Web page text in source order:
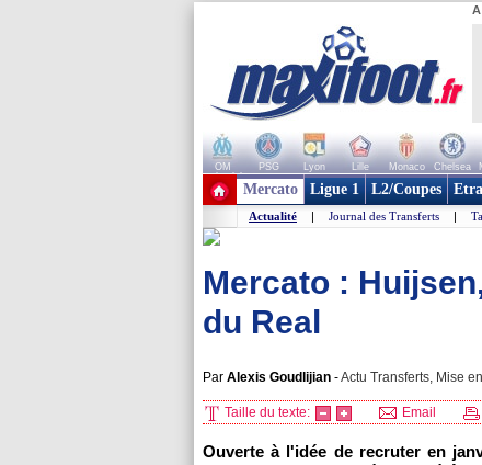
OM PSG Lyon Lille Monaco Chelsea
+ de clubs
Mercato Ligue 1 L2/Coupes
Actualité | Journal des Transferts |
Mercato :
du Real
Par Alexis Goudlijian -Actu Transferts, Mise
Taille du texte: Email
Ouverte à l'idée de recruter en